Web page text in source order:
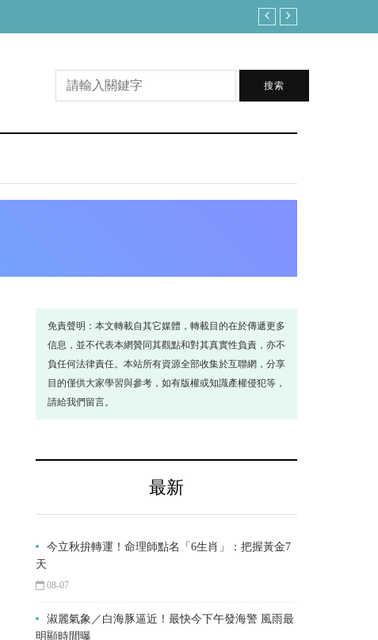
白海豚不排除變強颱！路徑恐大轉彎 全台
搜索
免責聲明：本文轉載自其它媒體，轉載目的在於傳遞更多
信息，並不代表本網贊同其觀點和對其真實性負責，亦不
負任何法律責任。本站所有資源全部收集於互聯網，分享
目的僅供大家學習與參考，如有版權或知識產權侵犯等，
請給我們留言。
最新
今立秋拚轉運！命理師點名「6生肖」：把握黃金7
天
08-07
淑麗氣象／白海豚逼近！最快今下午發海警 風雨最
明顯時間曝